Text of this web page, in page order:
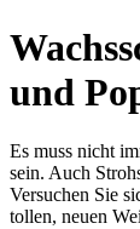
und
Es muss nicht
sein. Auch
Versuchen Sie
tollen, neuen